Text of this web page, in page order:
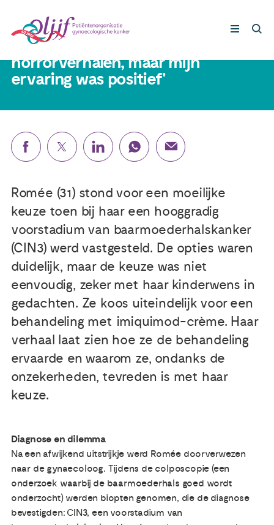
Nieuws
Agenda
Publicaties
Ervaringsdeskundigheid
Over ons
Gynaecologische kankers
Leven met/na kanker
Steun ons
Romée (31) had een voorstadium
baarmoederhalskanker: 'Ik hoorde
horrorverhalen, maar mijn
ervaring was positief'
Romée (31) stond voor een moeilijke
keuze toen bij haar een hooggradig
voorstadium van baarmoederhalskanker
(CIN3) werd vastgesteld. De opties waren
duidelijk, maar de keuze was niet
eenvoudig, zeker met haar kinderwens in
gedachten. Ze koos uiteindelijk voor een
behandeling met imiquimod-crème. Haar
verhaal laat zien hoe ze de behandeling
ervaarde en waarom ze, ondanks de
onzekerheden, tevreden is met haar
keuze.
Diagnose en dilemma
Na een afwijkend uitstrijkje werd Romée doorverwezen
naar de gynaecoloog. Tijdens de colposcopie (een
onderzoek waarbij de baarmoederhals goed wordt
onderzocht) werden biopten genomen, die de diagnose
bevestigden: CIN3, een voorstadium van